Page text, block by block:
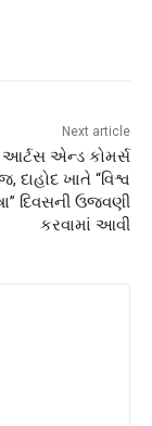
Next article
એન્ડ કોમર્સ
દાહોદ ખાતે “વિશ્વ
દિવસની ઉજવણી
કરવામાં આવી